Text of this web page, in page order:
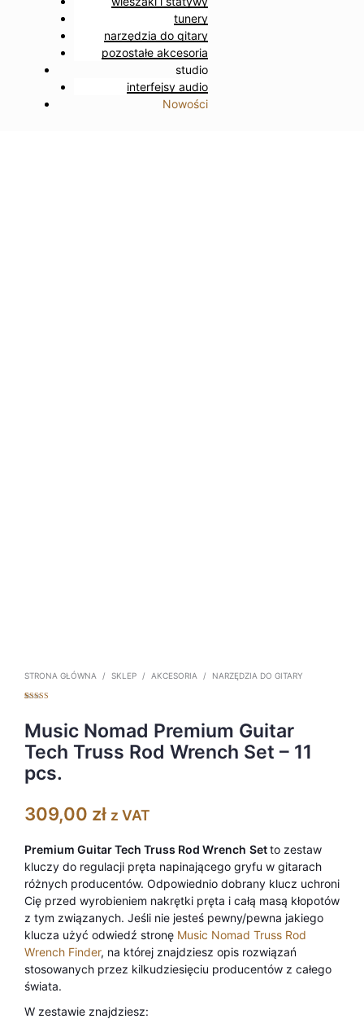
tunery
narzędzia do gitary
pozostałe akcesoria
studio
interfejsy audio
Nowości
STRONA GŁÓWNA / SKLEP / AKCESORIA / NARZĘDZIA DO GITARY
podstawie
oceny klienta
Music Nomad Premium Guitar
Tech Truss Rod Wrench Set – 11
pcs.
309,00 zł z VAT
Premium Guitar Tech Truss Rod Wrench Setto zestaw
kluczy do regulacji pręta napinającego gryfu w gitarach
różnych producentów. Odpowiednio dobrany klucz uchroni
Cię przed wyrobieniem nakrętki pręta i całą masą kłopotów
z tym związanych. Jeśli nie jesteś pewny/pewna jakiego
klucza użyć odwiedź stronę Music Nomad Truss Rod
Wrench Finder, na której znajdziesz opis rozwiązań
stosowanych przez kilkudziesięciu producentów z całego
świata.
W zestawie znajdziesz: